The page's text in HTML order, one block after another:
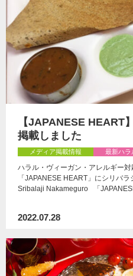
【JAPANESE HEART
掲載しました
メディア掲載情報 最新ハラ
ハラル・ヴィーガン・アレルギー
「JAPANESE HEART」にシリバ
Sribalaji Nakameguro 「
2022.07.28